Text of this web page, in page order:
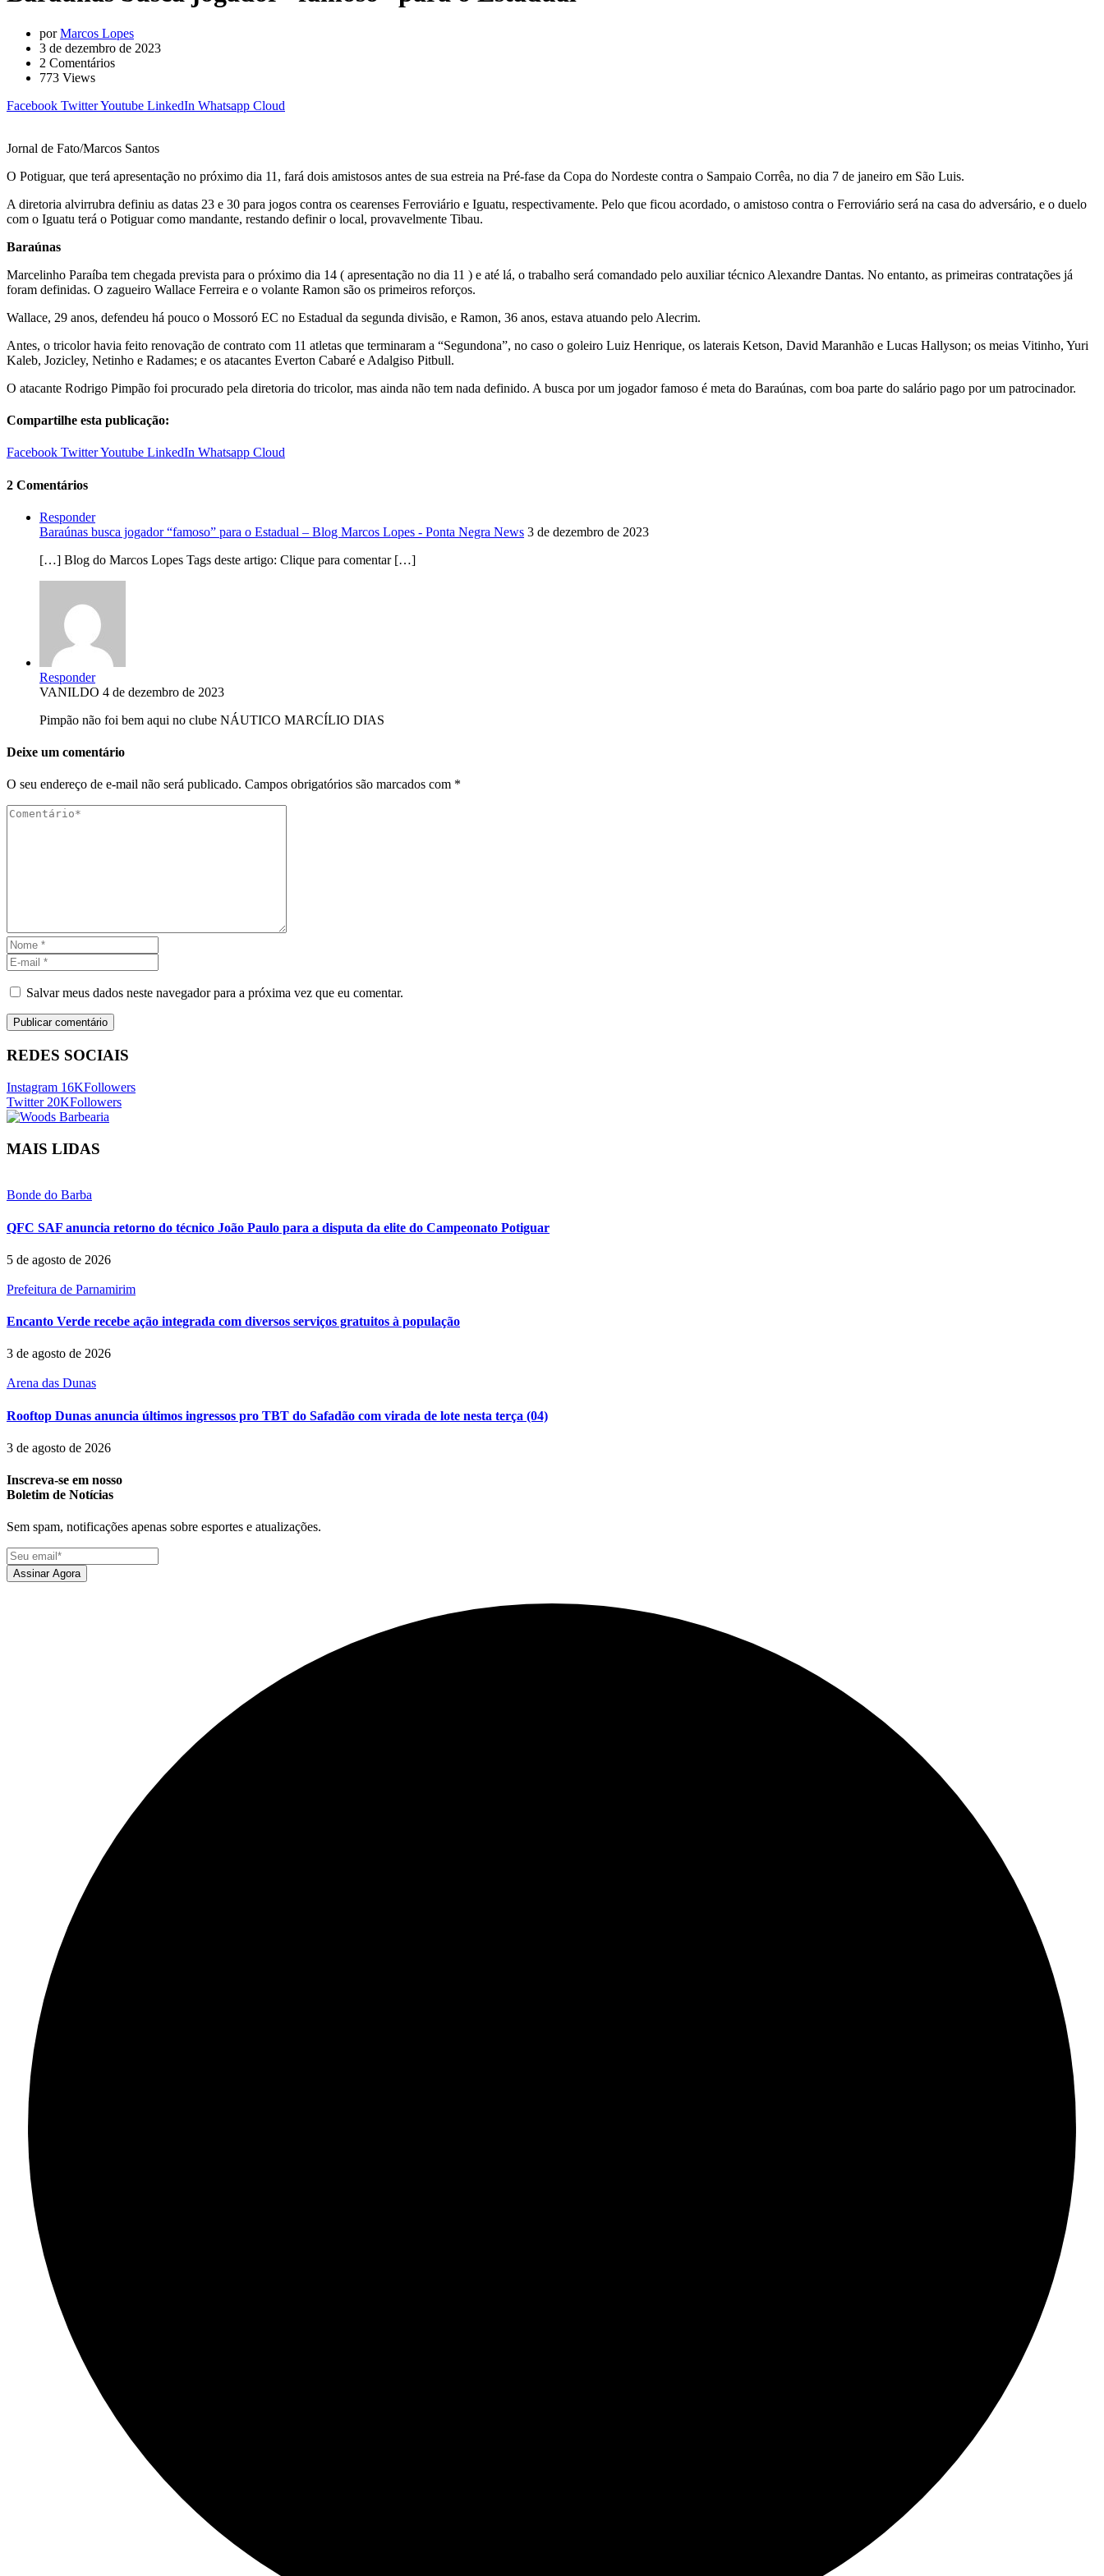
porMarcos Lopes
3 de dezembro de 2023
2 Comentários
773 Views
Facebook TwitterYoutube LinkedIn Whatsapp Cloud
Jornal de Fato/Marcos Santos
O Potiguar, que terá apresentação no próximo dia 11, fará dois amistosos antes de sua estreia na Pré-fase da Copa do Nordeste contra o Sampaio Corrêa, no dia 7 de janeiro em São Luis.
A diretoria alvirrubra definiu as datas 23 e 30 para jogos contra os cearenses Ferroviário e Iguatu, respectivamente. Pelo que ficou acordado, o amistoso contra o Ferroviário será na casa do adversário, e o duelo
com o Iguatu terá o Potiguar como mandante, restando definir o local, provavelmente Tibau.
Baraúnas
Marcelinho Paraíba tem chegada prevista para o próximo dia 14 ( apresentação no dia 11 ) e até lá, o trabalho será comandado pelo auxiliar técnico Alexandre Dantas. No entanto, as primeiras contratações já
foram definidas. O zagueiro Wallace Ferreira e o volante Ramon são os primeiros reforços.
Wallace, 29 anos, defendeu há pouco o Mossoró EC no Estadual da segunda divisão, e Ramon, 36 anos, estava atuando pelo Alecrim.
Antes, o tricolor havia feito renovação de contrato com 11 atletas que terminaram a “Segundona”, no caso o goleiro Luiz Henrique, os laterais Ketson, David Maranhão e Lucas Hallyson; os meias Vitinho, Yuri
Kaleb, Jozicley, Netinho e Radames; e os atacantes Everton Cabaré e Adalgiso Pitbull.
O atacante Rodrigo Pimpão foi procurado pela diretoria do tricolor, mas ainda não tem nada definido. A busca por um jogador famoso é meta do Baraúnas, com boa parte do salário pago por um patrocinador.
Compartilhe esta publicação:
Facebook TwitterYoutube LinkedIn Whatsapp Cloud
2 Comentários
Responder
Baraúnas busca jogador “famoso” para o Estadual – Blog Marcos Lopes - Ponta Negra News 3 de dezembro de 2023
[…] Blog do Marcos Lopes Tags deste artigo: Clique para comentar […]
Responder
VANILDO 4 de dezembro de 2023
Pimpão não foi bem aqui no clube NÁUTICO MARCÍLIO DIAS
Deixe um comentário
O seu endereço de e-mail não será publicado. Campos obrigatórios são marcados com *
Salvar meus dados neste navegador para a próxima vez que eu comentar.
REDES SOCIAIS
Instagram 16KFollowers
Twitter 20KFollowers
MAIS LIDAS
Bonde do Barba
QFC SAF anuncia retorno do técnico João Paulo para a disputa da elite do Campeonato Potiguar
5 de agosto de 2026
Prefeitura de Parnamirim
Encanto Verde recebe ação integrada com diversos serviços gratuitos à população
3 de agosto de 2026
Arena das Dunas
Rooftop Dunas anuncia últimos ingressos pro TBT do Safadão com virada de lote nesta terça (04)
3 de agosto de 2026
Inscreva-se em nosso
Boletim de Notícias
Sem spam, notificações apenas sobre esportes e atualizações.
Assinar Agora